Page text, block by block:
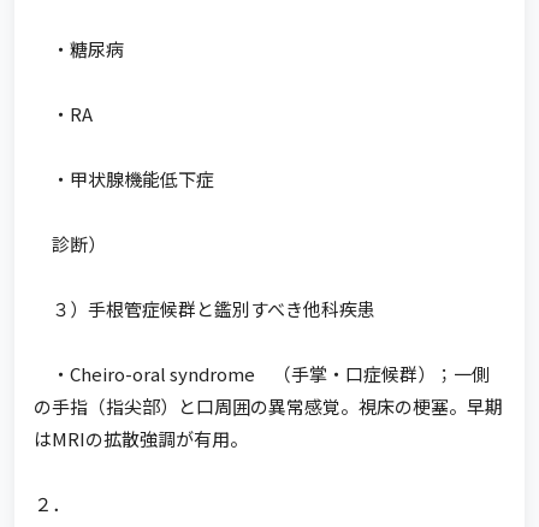
・糖尿病
・RA
・甲状腺機能低下症
診断）
３）手根管症候群と鑑別すべき他科疾患
・Cheiro-oral syndrome （手掌・口症候群）；一側
の手指（指尖部）と口周囲の異常感覚。視床の梗塞。早期
はMRIの拡散強調が有用。
２．